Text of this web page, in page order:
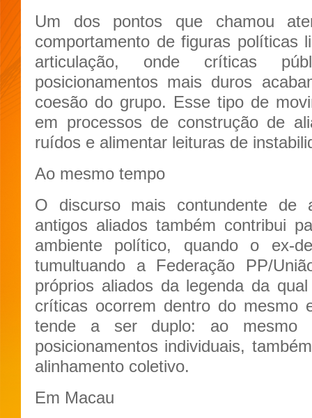
Um dos pontos que chamou
comportamento de figuras políticas
articulação, onde críticas
posicionamentos mais duros
coesão do grupo. Esse tipo de
em processos de construção de
ruídos e alimentar leituras de
Ao mesmo tempo
O discurso mais contundente de
antigos aliados também contribui
ambiente político, quando o ex-
tumultuando a Federação PP/
próprios aliados da legenda da
críticas ocorrem dentro do mesmo
tende a ser duplo: ao mesmo
posicionamentos individuais,
alinhamento coletivo.
Em Macau